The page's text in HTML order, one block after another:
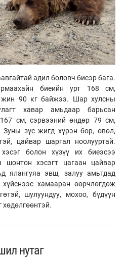
адил боловч биеэр бага.
биеийн урт 168 см,
90 кг байжээ. Шар хулсны
хавар амьдаар барьсан
см, сэрвээний өндөр 79 см,
зүс жигд хүрэн бор, өвөл,
цайвар шаргал ноолууртай.
болон хүзүү их биеэсээ
шонтон хэсэгт цагаан цайвар
ялангуяа эвш, залуу амьтдад
хамааран өөрчлөгдөж
шулуундуу, мохоо, бүдүүн
нутаг